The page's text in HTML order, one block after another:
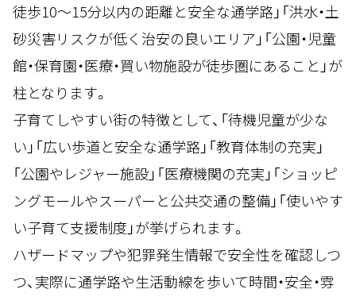
徒歩10〜15分以内の距離と安全な通学路」「洪水・土
砂災害リスクが低く治安の良いエリア」「公園・児童
館・保育園・医療・買い物施設が徒歩圏にあること」が
柱となります。
子育てしやすい街の特徴として、「待機児童が少な
い」「広い歩道と安全な通学路」「教育体制の充実」
「公園やレジャー施設」「医療機関の充実」「ショッピ
ングモールやスーパーと公共交通の整備」「使いやす
い子育て支援制度」が挙げられます。
ハザードマップや犯罪発生情報で安全性を確認しつ
つ、実際に通学路や生活動線を歩いて時間・安全・雰